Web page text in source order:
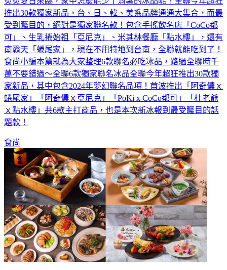
推出30款獨家新品，台、日、韓、美系品牌通通大集合，而最
受到矚目的，絕對是獨家聯名款！包含手搖飲名店「CoCo都
可」、生乳捲始祖「亞尼克」、米其林餐廳「點水樓」，還有
南霸天「蜷尾家」，現在不用特地到台南，全聯就能吃到了！
食尚小編本篇就為大家整理6款聯名必吃冰品，路過全聯時千
萬不要錯過～全聯6款獨家聯名冰品全聯今年超狂推出30款獨
家新品，其中包含2024年夢幻聯名品項！首波推出「阿奇儂ｘ
蜷尾家」「阿奇儂ｘ亞尼克」「PoKi x CoCo都可」「杜老爺
ｘ點水樓」共6款主打商品，也是本次新冰報到最受矚目的話
題款！
食尚